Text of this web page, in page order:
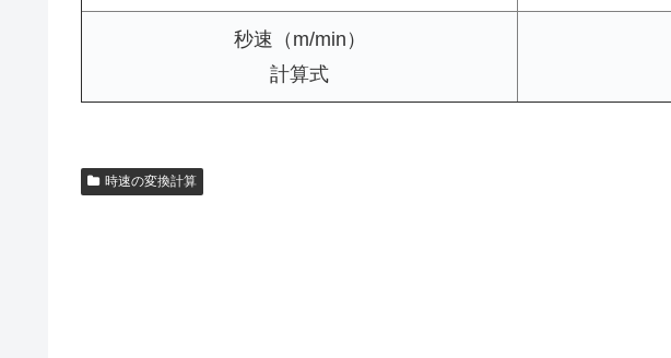
秒速（m/min）
計算式
時速の変換計算